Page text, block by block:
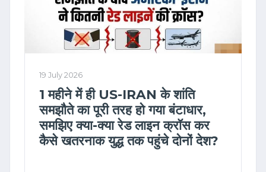
19 July 2026
1 महीने में ही US-IRAN के शांति
समझौते का पूरी तरह हो गया बंटाधार,
समझिए क्या-क्या रेड लाइन क्रॉस कर
कैसे खतरनाक युद्ध तक पहुंचे दोनों देश?